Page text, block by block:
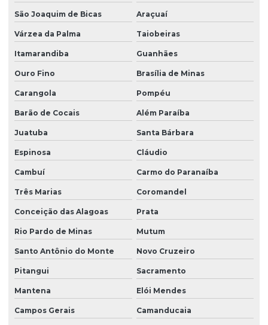
São Joaquim de Bicas Araçuaí
Várzea da Palma Taiobeiras
Itamarandiba Guanhães
Ouro Fino Brasília de Minas
Carangola Pompéu
Barão de Cocais Além Paraíba
Juatuba Santa Bárbara
Espinosa Cláudio
Cambuí Carmo do Paranaíba
Três Marias Coromandel
Conceição das Alagoas Prata
Rio Pardo de Minas Mutum
Santo Antônio do Monte Novo Cruzeiro
Pitangui Sacramento
Mantena Elói Mendes
Campos Gerais Camanducaia